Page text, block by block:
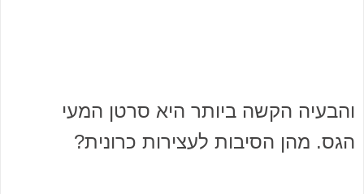
והבעיה הקשה ביותר היא סרטן המעי
הגס. מהן הסיבות לעצירות כרונית?